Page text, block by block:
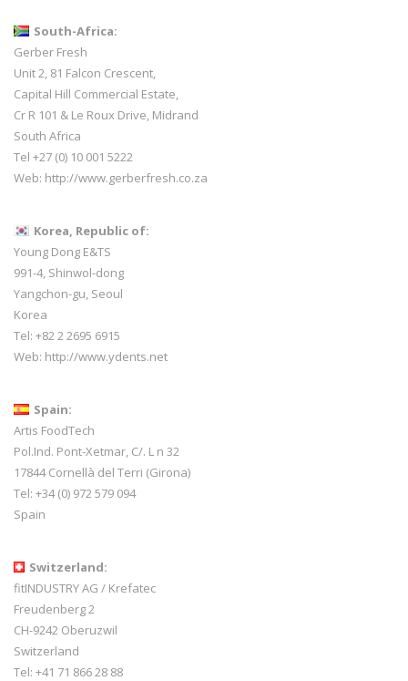
South-Africa:
Gerber Fresh
Unit 2, 81 Falcon Crescent,
Capital Hill Commercial Estate,
Cr R 101 & Le Roux Drive, Midrand
South Africa
Tel +27 (0) 10 001 5222
Web: http://www.gerberfresh.co.za
Korea, Republic of:
Young Dong E&TS
991-4, Shinwol-dong
Yangchon-gu, Seoul
Korea
Tel: +82 2 2695 6915
Web: http://www.ydents.net
Spain:
Artis FoodTech
Pol.Ind. Pont-Xetmar, C/. L n 32
17844 Cornellà del Terri (Girona)
Tel: +34 (0) 972 579 094
Spain
Switzerland:
fitINDUSTRY AG / Krefatec
Freudenberg 2
CH-9242 Oberuzwil
Switzerland
Tel: +41 71 866 28 88